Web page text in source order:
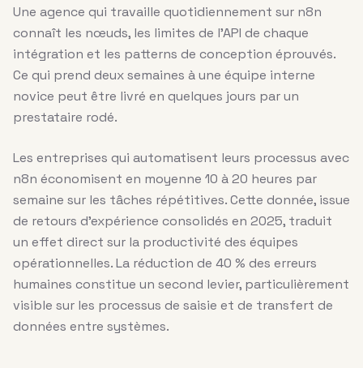
Une agence qui travaille quotidiennement sur n8n
connaît les nœuds, les limites de l’API de chaque
intégration et les patterns de conception éprouvés.
Ce qui prend deux semaines à une équipe interne
novice peut être livré en quelques jours par un
prestataire rodé.
Les entreprises qui automatisent leurs processus avec
n8n économisent en moyenne 10 à 20 heures par
semaine sur les tâches répétitives. Cette donnée, issue
de retours d’expérience consolidés en 2025, traduit
un effet direct sur la productivité des équipes
opérationnelles. La réduction de 40 % des erreurs
humaines constitue un second levier, particulièrement
visible sur les processus de saisie et de transfert de
données entre systèmes.